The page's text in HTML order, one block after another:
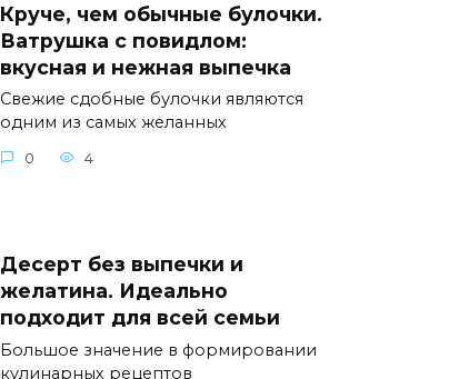
Круче, чем обычные булочки.
Ватрушка с повидлом:
вкусная и нежная выпечка
Свежие сдобные булочки являются
одним из самых желанных
0 4
Десерт без выпечки и
желатина. Идеально
подходит для всей семьи
Большое значение в формировании
кулинарных рецептов